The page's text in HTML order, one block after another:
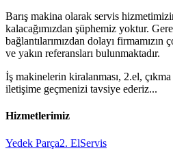
Barış makina olarak servis
kalacağımızdan şüphemiz yoktur.
bağlantılarımızdan dolayı
ve yakın referansları bulunmaktadır.
İş makinelerin kiralanması, 2.el,
iletişime geçmenizi tavsiye ederiz...
Hizmetlerimiz
Yedek Parça2. ElServis